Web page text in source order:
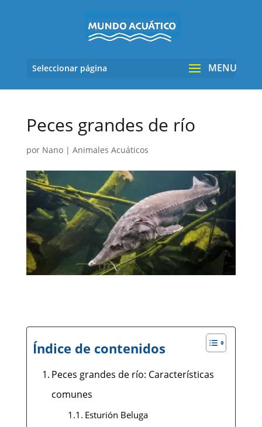
Seleccionar página
Peces grandes de río
por Nano| Animales Acuáticos
Índice de contenidos
Peces grandes de río: Características
comunes
Esturión Beluga